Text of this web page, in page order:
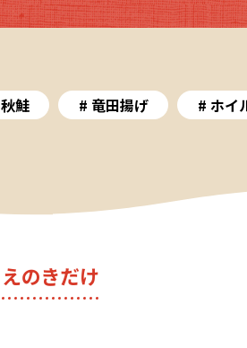
秋鮭 竜田揚げ ホイ
えのきだけ